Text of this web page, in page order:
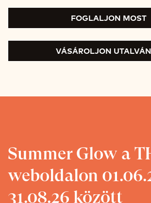
FOGLALJON MOST
VÁSÁROLJON
Summer Glow a
weboldalon
31.08.26 között